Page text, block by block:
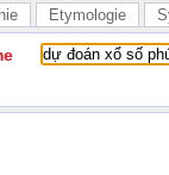
Etymologie